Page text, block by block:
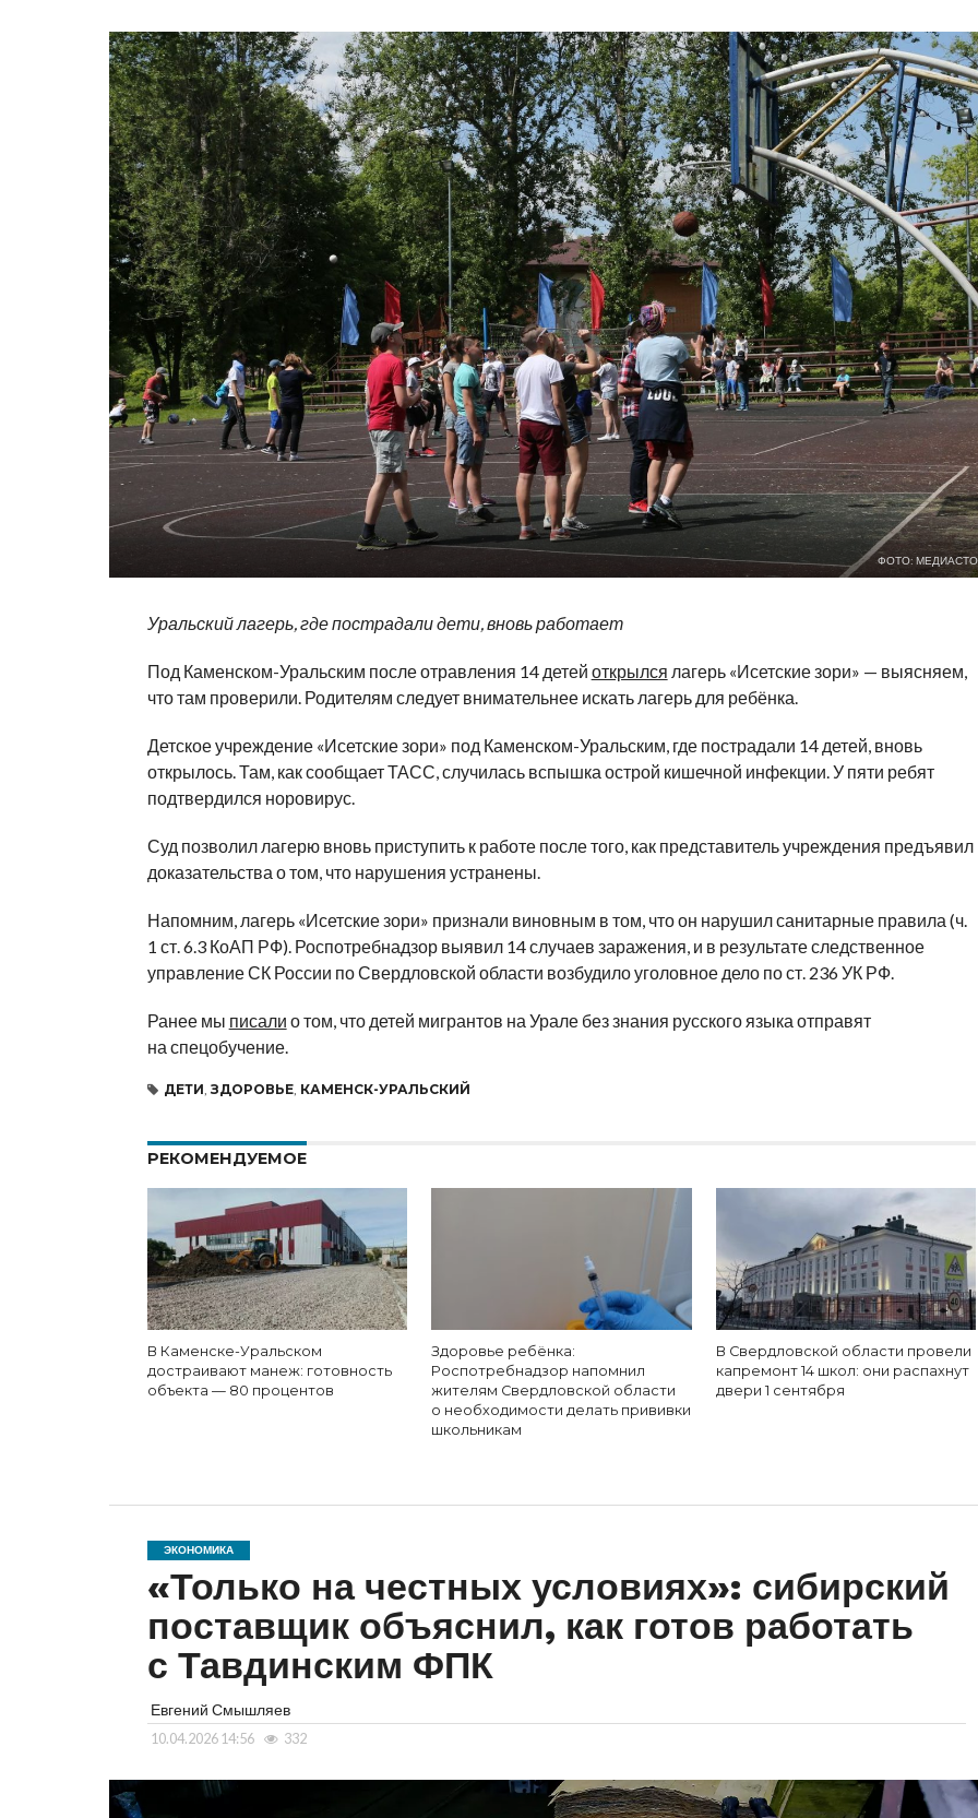
ФОТО:
Уральский лагерь, где пострадали дети, вновь работает
Под Каменском-Уральским после отравления 14 детей открылся лагерь «Исетские зори» — выясняем,
что там проверили. Родителям следует внимательнее искать лагерь для ребёнка.
Детское учреждение «Исетские зори» под Каменском-Уральским, где пострадали 14 детей, вновь
открылось. Там, как сообщает ТАСС, случилась вспышка острой кишечной инфекции. У пяти ребят
подтвердился норовирус.
Суд позволил лагерю вновь приступить к работе после того, как представитель учреждения предъявил
доказательства отом, что нарушения устранены.
Напомним, лагерь «Исетские зори» признали виновным в том, что он нарушил санитарные правила (ч.
1 ст. 6.3 КоАП РФ). Роспотребнадзор выявил 14 случаев заражения, и в результате следственное
управление СК России поСвердловской области возбудило уголовное дело пост. 236 УК РФ.
Ранее мы писали о том, что детей мигрантов на Урале без знания русского языка отправят
на спецобучение.
ДЕТИ ЗДОРОВЬЕ, КАМЕНСК-УРАЛЬСКИЙ
РЕКОМЕНДУЕМОЕ
В Каменске-Уральском
достраивают манеж: готовность
объекта — 80 процентов
Здоровье ребёнка:
Роспотребнадзор напомнил
жителям Свердловской области
о необходимости делать прививки
школьникам
В Свердловской области провели
капремонт 14 школ: они распахнут
двери 1 сентября
ЭКОНОМИКА
«Только на честных условиях»: сибирский
поставщик объяснил, как готов работать
с Тавдинским ФПК
Евгений Смышляев
10.04.2026 14:56 332